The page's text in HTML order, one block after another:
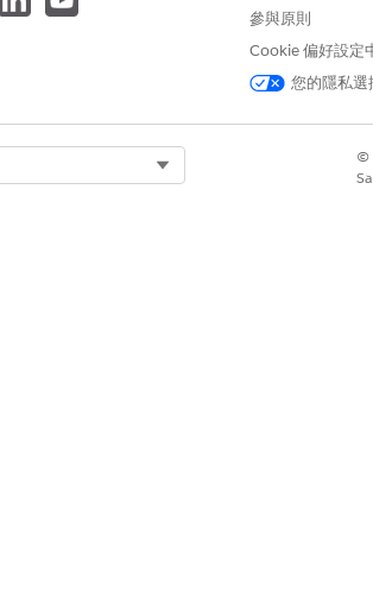
IT 管理員會在無法透過內
到軟體變更、硬體升級和
態管理資料庫 (CMDB),保持準確且處
參與原則
Cookie 偏好設定
您的隱私選
©